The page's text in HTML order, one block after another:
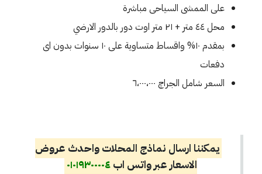
على الممشى السياحى مباشرة
محل ٤٤ متر + ٢١ متر اوت دور بالدور الارضي
بمقدم ١٠% واقساط متساوية على ١٠ سنوات بدون اى
دفعات
السعر شامل الجراچ ٦،٠٠٠،٠٠٠
يمكننا ارسال نماذج المحلات واحدث عروض
الاسعار عبر واتس اب٠١٠١٩٣٠٠٠٠٤